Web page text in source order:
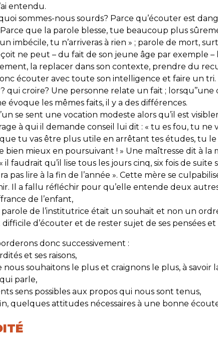
entendu.
sommes-nous sourds? Parce qu’écouter est
que la parole blesse, tue beaucoup plus
imbécile, tu n’arriveras à rien » ; parole de mort,
ne peut – du fait de son jeune âge par exemple –
la replacer dans son contexte, prendre du
écouter avec toute son intelligence et faire un tri.
qui croire? Une personne relate un fait ; lorsqu’’une
évoque les mêmes faits, il y a des différences.
se sent une vocation modeste alors qu’il est
à qui il demande conseil lui dit : « tu es fou, tu ne
tu vas être plus utile en arrêtant tes études, tu le
bien mieux en poursuivant ! » Une maîtresse dit à la
il faudrait qu’il lise tous les jours cinq, six fois de suite
pas lire à la fin de l’année ». Cette mère se
Il a fallu réfléchir pour qu’elle entende deux autres
de l’enfant,
parole de l’institutrice était un souhait et non un
difficile d’écouter et de rester sujet de ses pensées et
donc successivement :
et ses raisons,
nous souhaitons le plus et craignons le plus, à savoir
parle,
sens possibles aux propos qui nous sont tenus,
quelques attitudes nécessaires à une bonne